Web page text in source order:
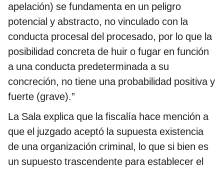
apelación) se fundamenta en un peligro
potencial y abstracto, no vinculado con la
conducta procesal del procesado, por lo que la
posibilidad concreta de huir o fugar en función
a una conducta predeterminada a su
concreción, no tiene una probabilidad positiva y
fuerte (grave).”
La Sala explica que la fiscalía hace mención a
que el juzgado aceptó la supuesta existencia
de una organización criminal, lo que si bien es
un supuesto trascendente para establecer el